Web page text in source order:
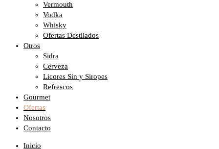
Vermouth
Vodka
Whisky
Ofertas Destilados
Otros
Sidra
Cerveza
Licores Sin y Siropes
Refrescos
Gourmet
Ofertas
Nosotros
Contacto
Inicio